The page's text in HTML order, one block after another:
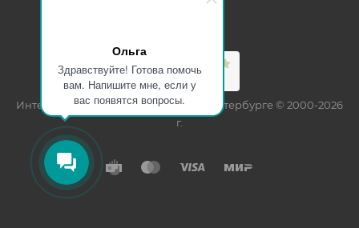
Ольга
Здравствуйте! Готова помочь
вам. Напишите мне, если у
вас появятся вопросы.
Интернет магазин мебели в Санкт-Петербурге © 2000-2026
г.